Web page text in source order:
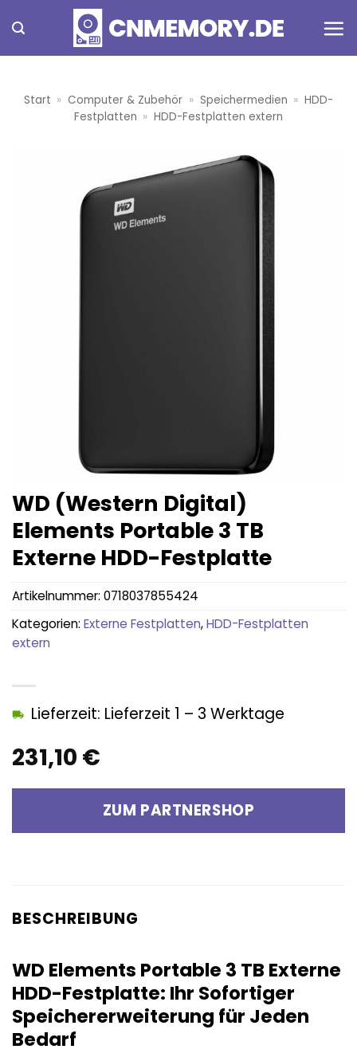
Inhalt
springen
Start » Computer & Zubehör » Speichermedien » HDD-
Festplatten » HDD-Festplatten extern
WD (Western Digital)
Elements Portable 3 TB
Externe HDD-Festplatte
231,10 €
Lieferzeit: Lieferzeit 1 – 3 Werktage
ZUM PARTNERSHOP
Artikelnummer: 0718037855424
Kategorien: Externe Festplatten,HDD-Festplatten
extern
BESCHREIBUNG
WD Elements Portable 3 TB Externe
HDD-Festplatte: Ihr Sofortiger
Speichererweiterung für Jeden
Bedarf